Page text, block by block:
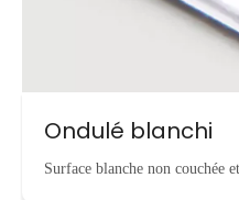
Ondulé blanchi
Surface blanche non couchée